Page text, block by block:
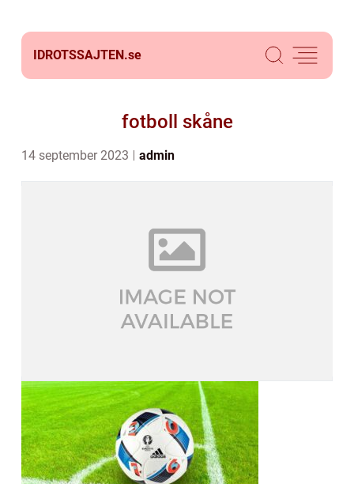
IDROTSSAJTEN.se
fotboll skåne
14 september 2023 admin